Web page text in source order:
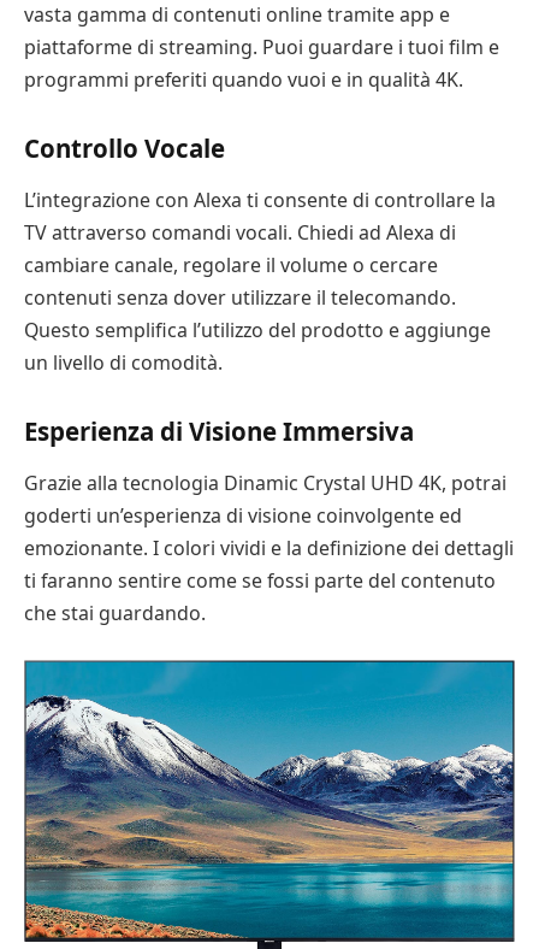
vasta gamma di contenuti online tramite app e
piattaforme di streaming. Puoi guardare i tuoi film e
programmi preferiti quando vuoi e in qualità 4K.
Controllo Vocale
L’integrazione con Alexa ti consente di controllare la
TV attraverso comandi vocali. Chiedi ad Alexa di
cambiare canale, regolare il volume o cercare
contenuti senza dover utilizzare il telecomando.
Questo semplifica l’utilizzo del prodotto e aggiunge
un livello di comodità.
Esperienza di Visione Immersiva
Grazie alla tecnologia Dinamic Crystal UHD 4K, potrai
goderti un’esperienza di visione coinvolgente ed
emozionante. I colori vividi e la definizione dei dettagli
ti faranno sentire come se fossi parte del contenuto
che stai guardando.